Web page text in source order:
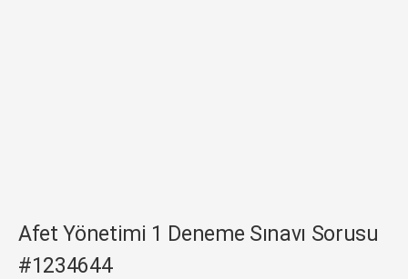
Afet Yönetimi 1 Deneme Sınavı Sorusu
#1234644